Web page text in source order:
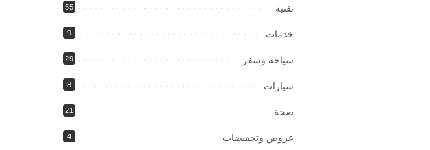
تقنية 55
خدمات 9
سياحة وسفر 29
سيارات 8
صحة 21
عروض وتخفيضات 4